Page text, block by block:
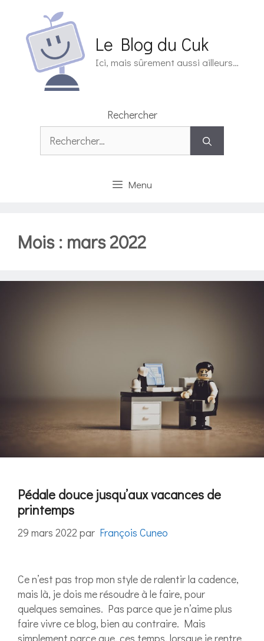
contenu
Le Blog du Cuk
Ici, mais sûrement aussi ailleurs…
Rechercher
Rechercher :
Menu
Mois : mars 2022
Pédale douce jusqu’aux vacances de
printemps
29 mars 2022par François Cuneo
Ce n’est pas trop mon style de ralentir la cadence,
mais là, je dois me résoudre à le faire, pour
quelques semaines. Pas parce que je n’aime plus
faire vivre ce blog, bien au contraire. Mais
simplement parce que, ces temps, lorsque je rentre